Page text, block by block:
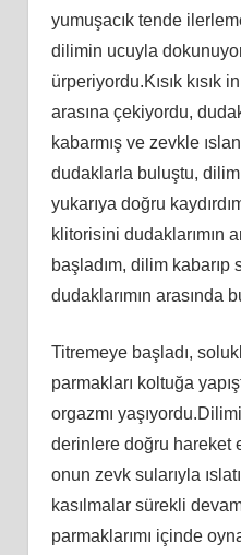
yumuşacık tende
dilimin ucuyla
ürperiyordu.Kısık kısık
arasına çekiyordu,
kabarmış ve zevkle
dudaklarla buluştu,
yukarıya doğru
klitorisini dudaklarımın
başladım, dilim kabarıp
dudaklarımın arasında
Titremeye başladı,
parmakları koltuğa
orgazmı
derinlere doğru hareket
onun zevk sularıyla
kasılmalar sürekli
parmaklarımı içinde